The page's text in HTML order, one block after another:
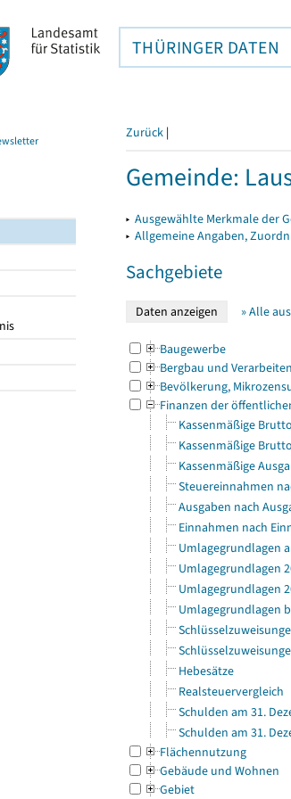
THÜRINGER DATEN
Zurück |
Gemeinde:
▸ Ausgewählte Merkmale der
▸ Allgemeine Angaben,
Sachgebiete
» Alle
Baugewerbe
Bergbau und
Bevölkerung,
Finanzen der
Kassenmäßige
Kassenmäßige
Kassenmäßige
Steuereinnahmen
Ausgaben nach
Einnahmen nach
Umlagegrundlagen
Umlagegrundlagen
Umlagegrundlagen
Umlagegrundlagen
Hebesätze
Realsteuervergleich
Schulden am 31.
Schulden am 31.
Flächennutzung
Gebäude und Wohnen
Gebiet